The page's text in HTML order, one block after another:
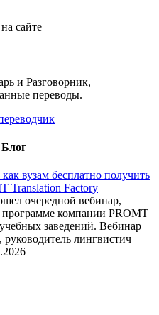
сайте
и Разговорник,
переводы.
вузам бесплатно получить
Translation Factory
очередной вебинар,
компании PROMT
заведений. Вебинар
лингвистич